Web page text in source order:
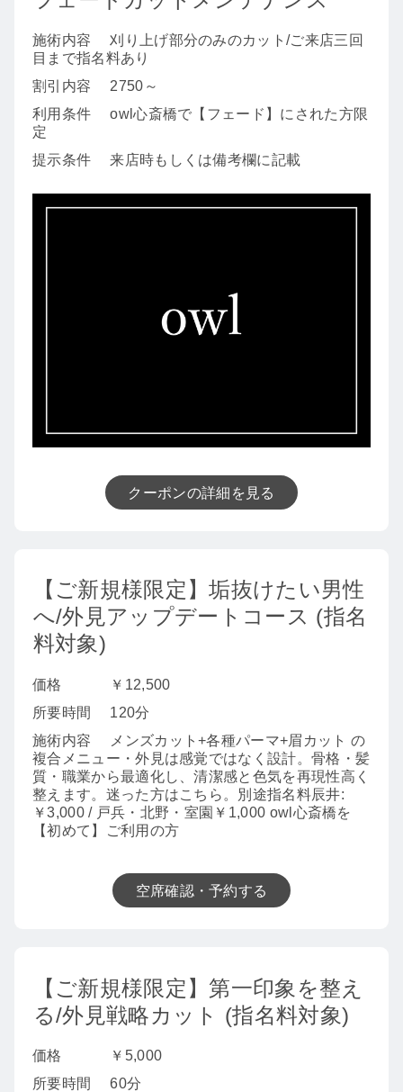
施術内容
刈り上げ部分のみのカット/ご来店三回
目まで指名料あり
割引内容
2750～
利用条件
owl心斎橋で【フェード】にされた方限
定
提示条件
来店時もしくは備考欄に記載
クーポンの詳細を見る
【ご新規様限定】垢抜けたい男性
へ/外見アップデートコース (指名
料対象)
価格
￥12,500
所要時間
120分
施術内容
メンズカット+各種パーマ+眉カット の
複合メニュー・外見は感覚ではなく設計。骨格・髪
質・職業から最適化し、清潔感と色気を再現性高く
整えます。迷った方はこちら。別途指名料辰井:
￥3,000 / 戸兵・北野・室園￥1,000 owl心斎橋を
【初めて】ご利用の方
空席確認・予約する
【ご新規様限定】第一印象を整え
る/外見戦略カット (指名料対象)
価格
￥5,000
所要時間
60分